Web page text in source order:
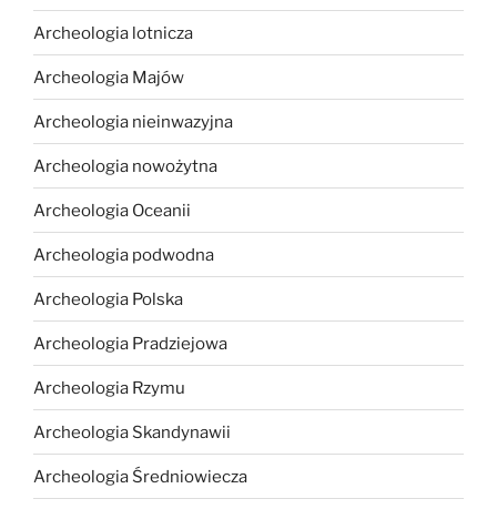
Archeologia lotnicza
Archeologia Majów
Archeologia nieinwazyjna
Archeologia nowożytna
Archeologia Oceanii
Archeologia podwodna
Archeologia Polska
Archeologia Pradziejowa
Archeologia Rzymu
Archeologia Skandynawii
Archeologia Średniowiecza